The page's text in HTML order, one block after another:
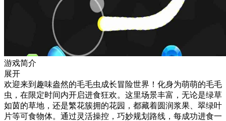
游戏简介
展开
欢迎来到趣味盎然的毛毛虫成长冒险世界！化身为萌萌的毛毛
虫，在限定时间内开启进食狂欢。这里场景丰富，无论是绿草
如茵的草地，还是繁花簇拥的花园，都藏着圆润浆果、翠绿叶
片等可食物体。通过灵活操控，巧妙规划路线，每成功进食一